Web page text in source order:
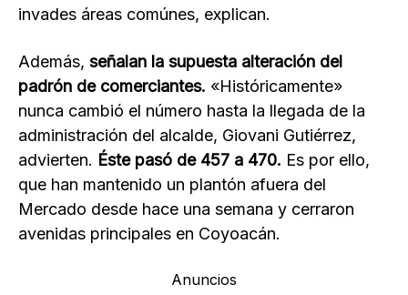
invades áreas comúnes, explican.
Además, señalan la supuesta alteración del
padrón de comerciantes. «Históricamente»
nunca cambió el número hasta la llegada de la
administración del alcalde, Giovani Gutiérrez,
advierten. Éste pasó de 457 a 470. Es por ello,
que han mantenido un plantón afuera del
Mercado desde hace una semana y cerraron
avenidas principales en Coyoacán.
Anuncios